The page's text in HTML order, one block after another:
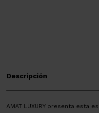
Descripción
AMAT LUXURY presenta esta